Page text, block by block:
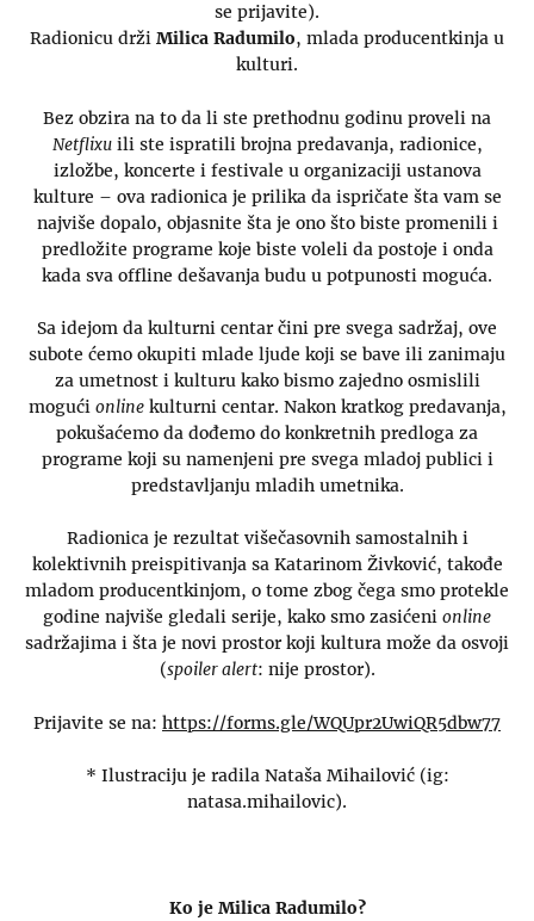
se prijavite).
Radionicu drži Milica Radumilo, mlada producentkinja u
kulturi.
Bez obzira na to da li ste prethodnu godinu proveli na
Netflixuili ste ispratili brojna predavanja, radionice,
izložbe, koncerte i festivale u organizaciji ustanova
kulture – ova radionica je prilika da ispričate šta vam se
najviše dopalo, objasnite šta je ono što biste promenili i
predložite programe koje biste voleli da postoje i onda
kada sva offline dešavanja budu u potpunosti moguća.
Sa idejom da kulturni centar čini pre svega sadržaj, ove
subote ćemo okupiti mlade ljude koji se bave ili zanimaju
za umetnost i kulturu kako bismo zajedno osmislili
mogući onlinekulturni centar. Nakon kratkog predavanja,
pokušaćemo da dođemo do konkretnih predloga za
programe koji su namenjeni pre svega mladoj publici i
predstavljanju mladih umetnika.
Radionica je rezultat višečasovnih samostalnih i
kolektivnih preispitivanja sa Katarinom Živković, takođe
mladom producentkinjom, o tome zbog čega smo protekle
godine najviše gledali serije, kako smo zasićeni online
sadržajima i šta je novi prostor koji kultura može da osvoji
(spoiler alert: nije prostor).
Prijavite se na: https://forms.gle/WQUpr2UwiQR5dbw77
* Ilustraciju je radila Nataša Mihailović (ig:
natasa.mihailovic).
Ko je Milica Radumilo?